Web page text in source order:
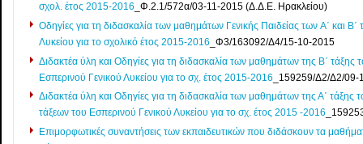
σχολ. έτος 2015-2016 _Φ.2.1/572α/03-11-2015 (Δ.Δ.Ε. Ηρακλείου)
Οδηγίες για τη διδασκαλία των μαθημάτων Γενικής Παιδείας των A΄ και
Λυκείου για το σχολικό έτος 2015-2016 _Φ3/163092/Δ4/15-10-2015
Διδακτέα ύλη και Οδηγίες για τη διδασκαλία των μαθημάτων της Β΄ τάξης
Εσπερινού Γενικού Λυκείου για το σχ. έτος 2015-2016 _159259/Δ2/Δ2/
Διδακτέα ύλη και Οδηγίες για τη διδασκαλία των μαθημάτων της Α΄ τάξης
τάξεων του Εσπερινού Γενικού Λυκείου για το σχ. έτος 2015 -2016
Επιμορφωτικές συναντήσεις των εκπαιδευτικών που διδάσκουν τα